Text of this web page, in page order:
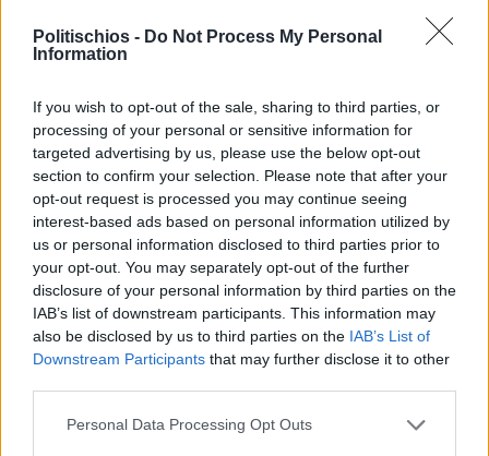
Politischios - Do Not Process My Personal
Information
If you wish to opt-out of the sale, sharing to third parties, or
processing of your personal or sensitive information for
targeted advertising by us, please use the below opt-out
section to confirm your selection. Please note that after your
opt-out request is processed you may continue seeing
interest-based ads based on personal information utilized by
us or personal information disclosed to third parties prior to
your opt-out. You may separately opt-out of the further
disclosure of your personal information by third parties on the
IAB’s list of downstream participants. This information may
also be disclosed by us to third parties on the IAB’s List of
Downstream Participants that may further disclose it to other
Personal Data Processing Opt Outs
Πριν 4 ημέρες
70 χρόνια ιστορίας και συγκίνησης για το
Ανδρεάδειο Γυμνάσιο Βροντάδου